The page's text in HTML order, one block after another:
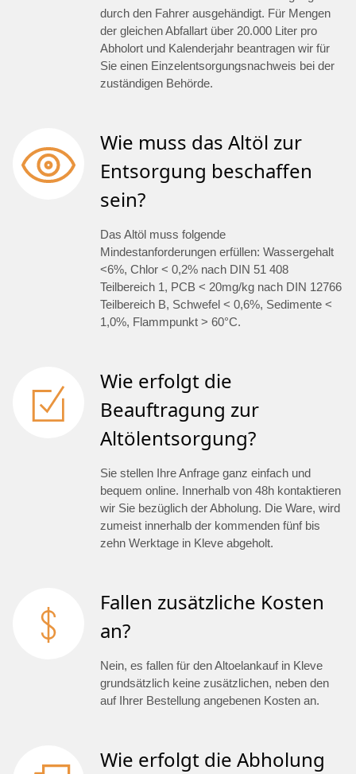
durch den Fahrer ausgehändigt. Für Mengen
der gleichen Abfallart über 20.000 Liter pro
Abholort und Kalenderjahr beantragen wir für
Sie einen Einzelentsorgungsnachweis bei der
zuständigen Behörde.
Wie muss das Altöl zur
Entsorgung beschaffen
sein?
Das Altöl muss folgende
Mindestanforderungen erfüllen: Wassergehalt
<6%, Chlor < 0,2% nach DIN 51 408
Teilbereich 1, PCB < 20mg/kg nach DIN 12766
Teilbereich B, Schwefel < 0,6%, Sedimente <
1,0%, Flammpunkt > 60°C.
Wie erfolgt die
Beauftragung zur
Altölentsorgung?
Sie stellen Ihre Anfrage ganz einfach und
bequem online. Innerhalb von 48h kontaktieren
wir Sie bezüglich der Abholung. Die Ware, wird
zumeist innerhalb der kommenden fünf bis
zehn Werktage in Kleve abgeholt.
Fallen zusätzliche Kosten
an?
Nein, es fallen für den Altoelankauf in Kleve
grundsätzlich keine zusätzlichen, neben den
auf Ihrer Bestellung angebenen Kosten an.
Wie erfolgt die Abholung